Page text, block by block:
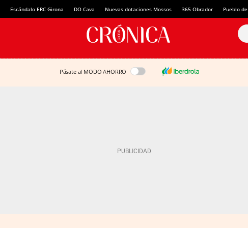
Escándalo ERC Girona DO Cava Nuevas dotaciones Mossos 365 Obrador Pueblo
Pásate al MODO AHORRO